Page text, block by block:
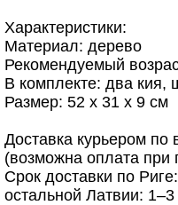
Характеристики:
Материал: дерево
Рекомендуемый
В комплекте: два кия,
Размер: 52 x 31 x 9 см
Доставка курьером по
(возможна оплата при
Срок доставки по
остальной Латвии: